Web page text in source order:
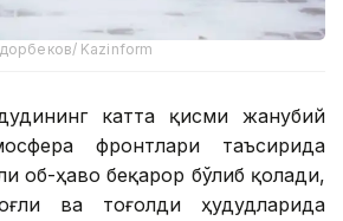
Kazinform
катта қисми жанубий
фронтлари таъсирида
об-ҳаво беқарор бўлиб қолади,
ва тоғолди ҳудудларида